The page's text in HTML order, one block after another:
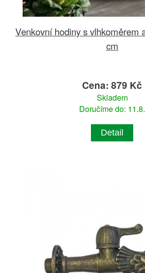
Venkovní hodiny s vlhkoměrem
cm
Cena: 879 Kč
Skladem
Doručíme do: 11.8.
Detail